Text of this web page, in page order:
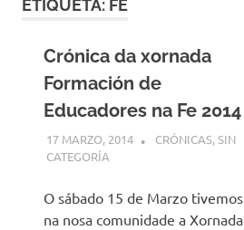
ETIQUETA: FE
Crónica da xornada
Formación de
Educadores na Fe 2014
17 MARZO, 2014 DESARROLLO
CRÓNICAS,SIN
CATEGORÍA
O sábado 15 de Marzo tivemos
na nosa comunidade a Xornada